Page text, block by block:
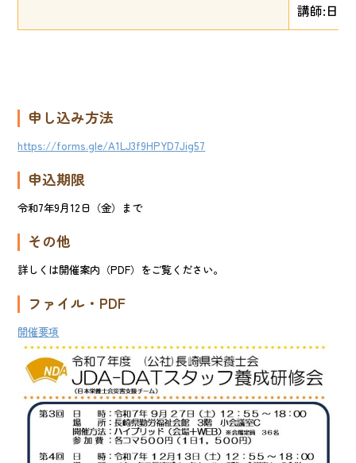
講師:日
申し込み方法
https://forms.gle/A1LJ3f9HPYD7Jig57
申込期限
令和7年9月12日（金）まで
その他
詳しくは開催案内（PDF）をご覧ください。
ファイル・PDF
開催要項